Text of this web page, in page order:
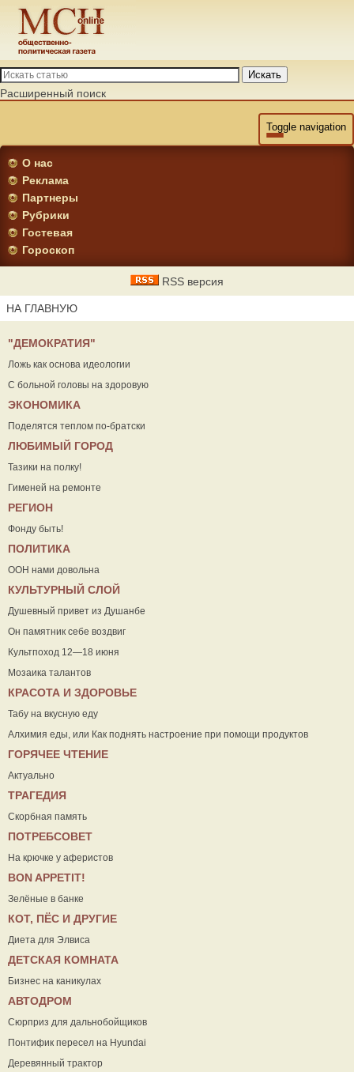
Искать
Расширенный поиск
Toggle navigation
О нас
Реклама
Партнеры
Рубрики
Гостевая
Гороскоп
RSS версия
НА ГЛАВНУЮ
"ДЕМОКРАТИЯ"
Ложь как основа идеологии
С больной головы на здоровую
ЭКОНОМИКА
Поделятся теплом по-братски
ЛЮБИМЫЙ ГОРОД
Тазики на полку!
Гименей на ремонте
РЕГИОН
Фонду быть!
ПОЛИТИКА
ООН нами довольна
КУЛЬТУРНЫЙ СЛОЙ
Душевный привет из Душанбе
Он памятник себе воздвиг
Культпоход 12—18 июня
Мозаика талантов
КРАСОТА И ЗДОРОВЬЕ
Табу на вкусную еду
Алхимия еды, или Как поднять настроение при помощи продуктов
ГОРЯЧЕЕ ЧТЕНИЕ
Актуально
ТРАГЕДИЯ
Скорбная память
ПОТРЕБСОВЕТ
На крючке у аферистов
ВON APPETIT!
Зелёные в банке
КОТ, ПЁС И ДРУГИЕ
Диета для Элвиса
ДЕТСКАЯ КОМНАТА
Бизнес на каникулах
АВТОДРОМ
Сюрприз для дальнобойщиков
Понтифик пересел на Hyundai
Деревянный трактор